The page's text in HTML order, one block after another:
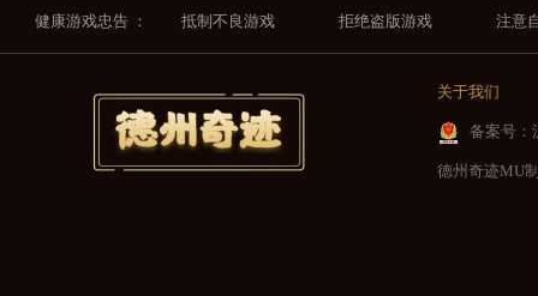
健康游戏忠告 ： 抵制不良游戏 拒绝盗版游戏 注意
关于我们
备案号：
德州奇迹MU